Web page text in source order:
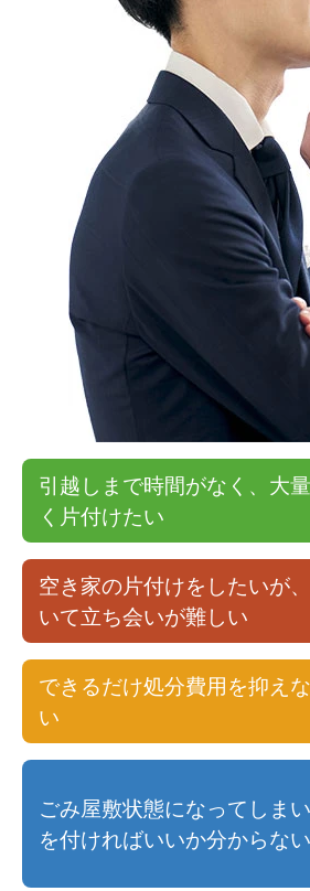
引越しまで時間がなく、大
く片付けたい
空き家の片付けをしたいが
いて立ち会いが難しい
できるだけ処分費用を抑え
い
ごみ屋敷状態になってしま
を付ければいいか分からない